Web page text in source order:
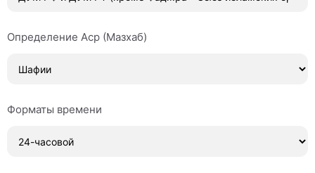
Определение Аср (Мазхаб)
Форматы времени